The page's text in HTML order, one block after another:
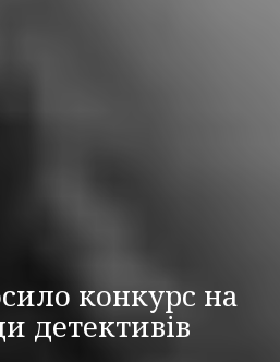
конкурс на
детективів